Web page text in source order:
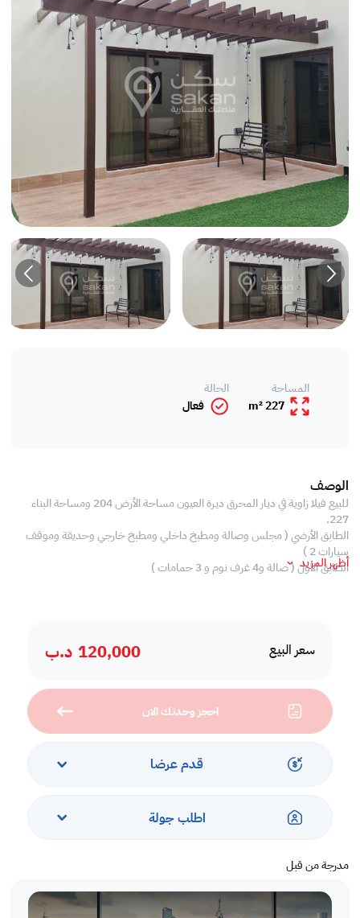
سعر البيع 120,000 د.ب
احجز وحدتك الان
قدم عرضا
اطلب جولة
مدرجة من قبل
المساحة
227 m²
الحالة
فعال
الوصف
للبيع فيلا زاوية في ديار المحرق ديرة العيون مساحة الأرض 204 ومساحة البناء
227.
الطابق الأرضي ( مجلس وصالة ومطبخ داخلي ومطبخ خارجي وحديقة وموقف
سيارات 2 )
الطابق الأول ( صالة و4 غرف نوم و 3 حمامات )
أظهر المزيد